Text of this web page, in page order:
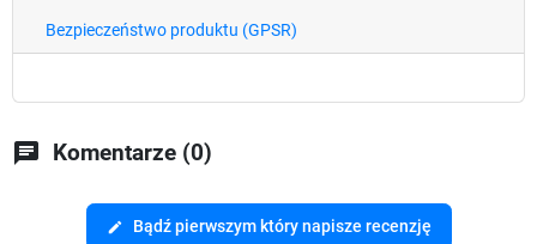
Bezpieczeństwo produktu (GPSR)
chat Komentarze (0)
edit Bądź pierwszym który napisze recenzję